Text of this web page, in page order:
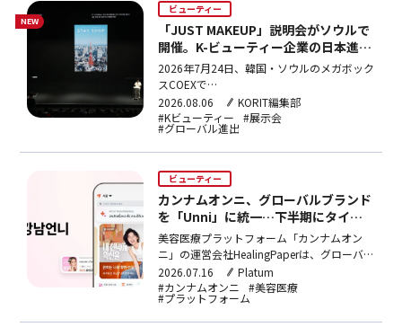
NEW
ビューティー
「JUST MAKEUP」説明会がソウルで
開催。K-ビューティー企業の日本進出
を支援
2026年7月24日、韓国・ソウルのメガボック
スCOEXで
「JUSTMAKEUPINTOKYO2027SUMMIT」が
開催された。本イベントは、2027年2月に東
京で開催予定のビューティー展示会
「JUSTMAKEUPINTOKYO2027」に向けた参
2026.08.06
KORIT編集部
#Kビューティー
#展示会
#グローバル進出
ビューティー
カンナムオンニ、グローバルブランド
を「Unni」に統一…下半期にタイ進
出
美容医療プラットフォーム「カンナムオン
ニ」の運営会社HealingPaperは、グローバル
ブランド名称を「Unni」に統一し、ブランド
ミッションとアプリUXを全面刷新するリブ
ランディングを実施した。今年下半期にはタ
イ現地への事業進出も予定している。
2026.07.16
Platum
#カンナムオンニ
#美容医療
#プラットフォーム